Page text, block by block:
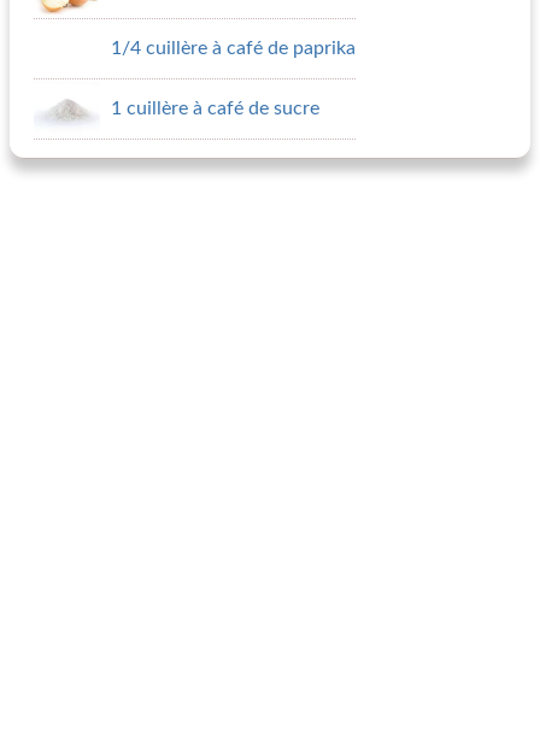
1/4 cuillère à café de paprika
1 cuillère à café de sucre